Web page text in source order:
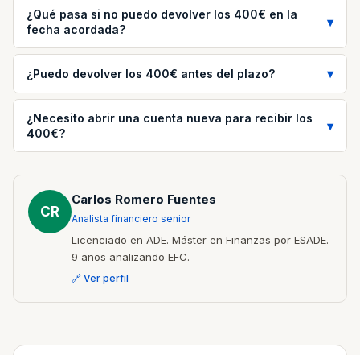
¿Qué pasa si no puedo devolver los 400€ en la
fecha acordada?
¿Puedo devolver los 400€ antes del plazo?
¿Necesito abrir una cuenta nueva para recibir los
400€?
CR
Carlos Romero Fuentes
Analista financiero senior
Licenciado en ADE. Máster en Finanzas por ESADE.
9 años analizando EFC.
🔗 Ver perfil